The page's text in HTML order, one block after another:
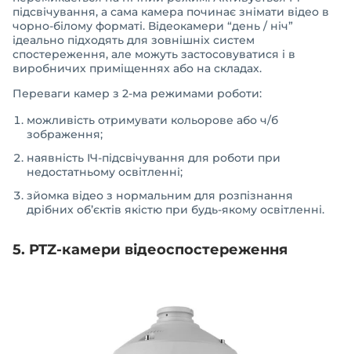
підсвічування, а сама камера починає знімати відео в
чорно-білому форматі. Відеокамери “день / ніч”
ідеально підходять для зовнішніх систем
спостереження, але можуть застосовуватися і в
виробничих приміщеннях або на складах.
Переваги камер з 2-ма режимами роботи:
можливість отримувати кольорове або ч/б
зображення;
наявність ІЧ-підсвічування для роботи при
недостатньому освітленні;
зйомка відео з нормальним для розпізнання
дрібних об’єктів якістю при будь-якому освітленні.
5. PTZ-камери відеоспостереження